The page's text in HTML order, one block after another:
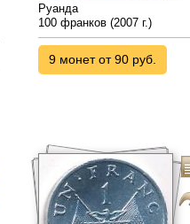
Руанда
100 франков (2007 г.)
9 монет от 90 руб.